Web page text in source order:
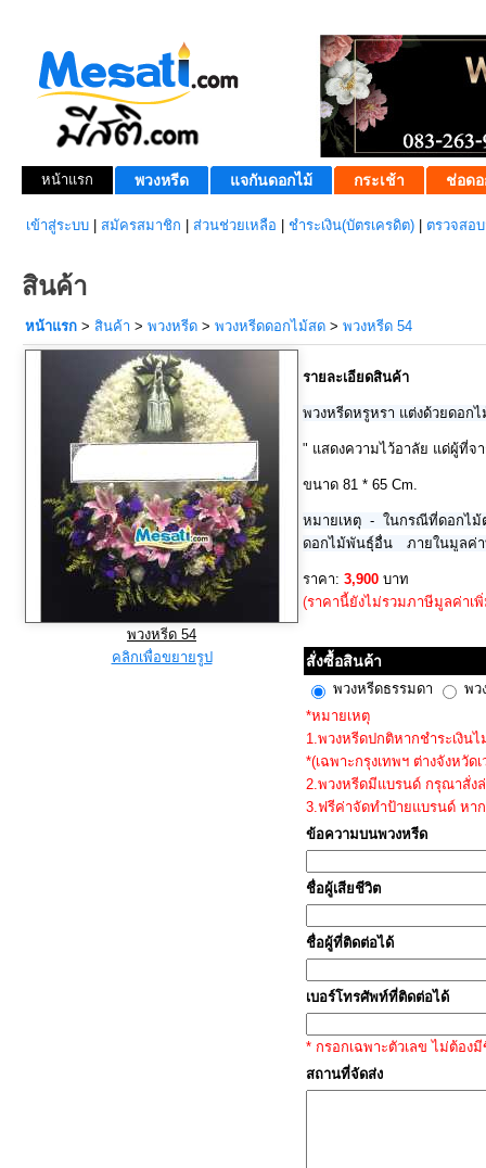
หน้าแรก พวงหรีด แจกันดอกไม้ กระเช้า ช่อดอ
เข้าสู่ระบบ สมัครสมาชิก ส่วนช่วยเหลือ ชำระเงิน(บัตรเครดิต) ตรวจสอ
สินค้า
หน้าแรก > สินค้า > พวงหรีด > พวงหรีดดอกไม้สด > พวงหรีด 54
พวงหรีด 54
คลิกเพื่อขยายรูป
รายละเอียดสินค้า
พวงหรีดหรูหรา แต่งด้วยดอก
" แสดงความไว้อาลัย แด่ผู้ที่จ
ขนาด 81 * 65 Cm.
หมายเหตุ - ในกรณีที่ดอกไม้
ดอกไม้พันธุ์อื่น ภายในมูลค่
ราคา: 3,900 บาท
(ราคานี้ยังไม่รวมภาษีมูลค่าเ
สั่งซื้อสินค้า
พวงหรีดธรรมดา
พว
*หมายเหตุ
1.พวงหรีดปกติหากชำระเงิน
*(เฉพาะกรุงเทพฯ ต่างจังหวัด
2.พวงหรีดมีแบรนด์ กรุณาสั่ง
3.ฟรีค่าจัดทำป้ายแบรนด์ หา
ข้อความบนพวงหรีด
ชื่อผู้เสียชีวิต
ชื่อผู้ที่ติดต่อได้
เบอร์โทรศัพท์ที่ติดต่อได้
* กรอกเฉพาะตัวเลข ไม่ต้อง
สถานที่จัดส่ง